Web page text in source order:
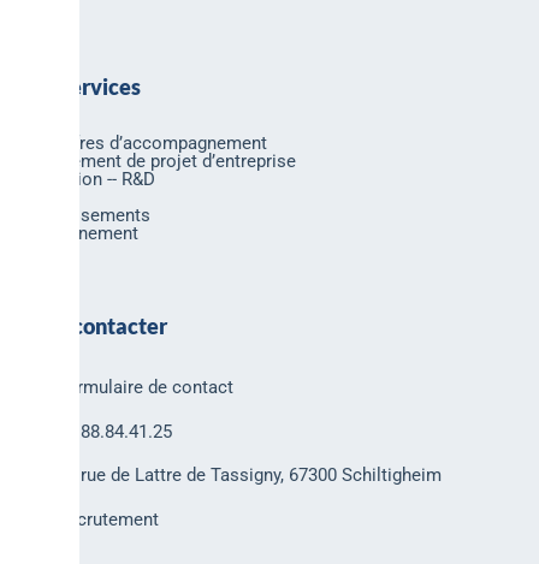
Nos services
Nos offres d’accompagnement
Financement de projet d’entreprise
Innovation -- R&D
Investissements
Environnement
Nous contacter
Formulaire de contact
03.88.84.41.25
30 rue de Lattre de Tassigny, 67300 Schiltigheim
Recrutement